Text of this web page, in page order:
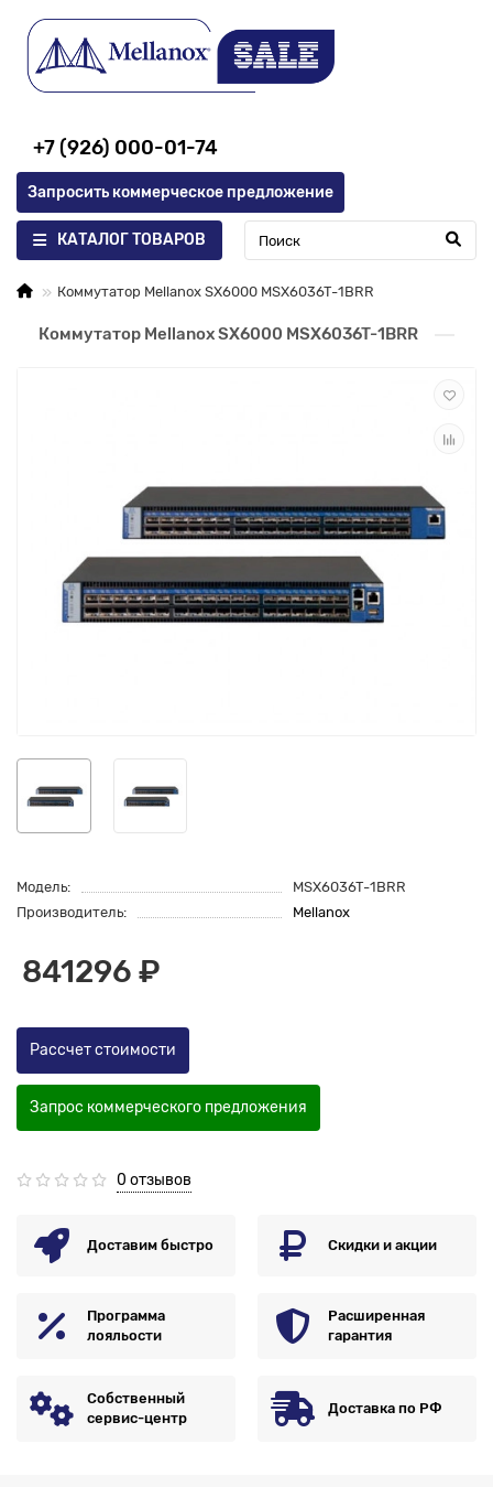
+7 (926) 000-01-74
Запросить коммерческое предложение
КАТАЛОГ ТОВАРОВ
Коммутатор Mellanox SX6000 MSX6036T-1BRR
Коммутатор Mellanox SX6000 MSX6036T-1BRR
Модель:
MSX6036T-1BRR
Производитель:
Mellanox
841296 ₽
Рассчет стоимости
Запрос коммерческого предложения
0 отзывов
Доставим быстро Скидки и акции
Программа
лояльости
Расширенная
гарантия
Собственный
сервис-центр
Доставка по РФ